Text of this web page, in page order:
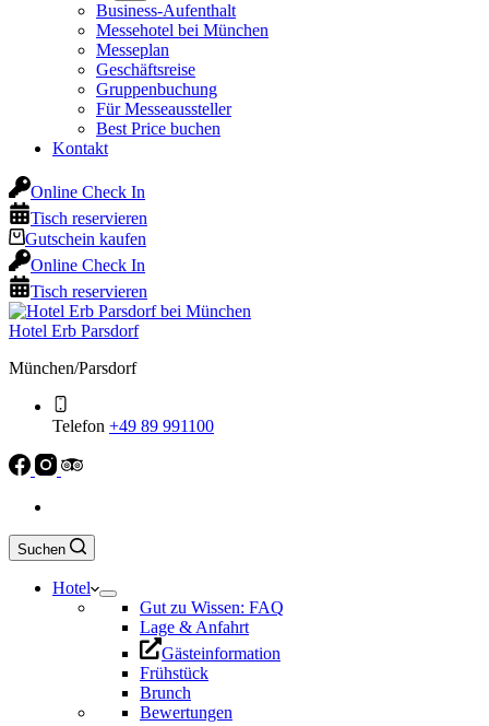
Business-Aufenthalt
Messehotel bei München
Messeplan
Geschäftsreise
Gruppenbuchung
Für Messeaussteller
Best Price buchen
Kontakt
Online Check In
Tisch reservieren
Gutschein kaufen
Online Check In
Tisch reservieren
Hotel Erb Parsdorf
München/Parsdorf
Telefon +49 89 991100
Suchen
Hotel
Gut zu Wissen: FAQ
Lage & Anfahrt
Gästeinformation
Frühstück
Brunch
Bewertungen